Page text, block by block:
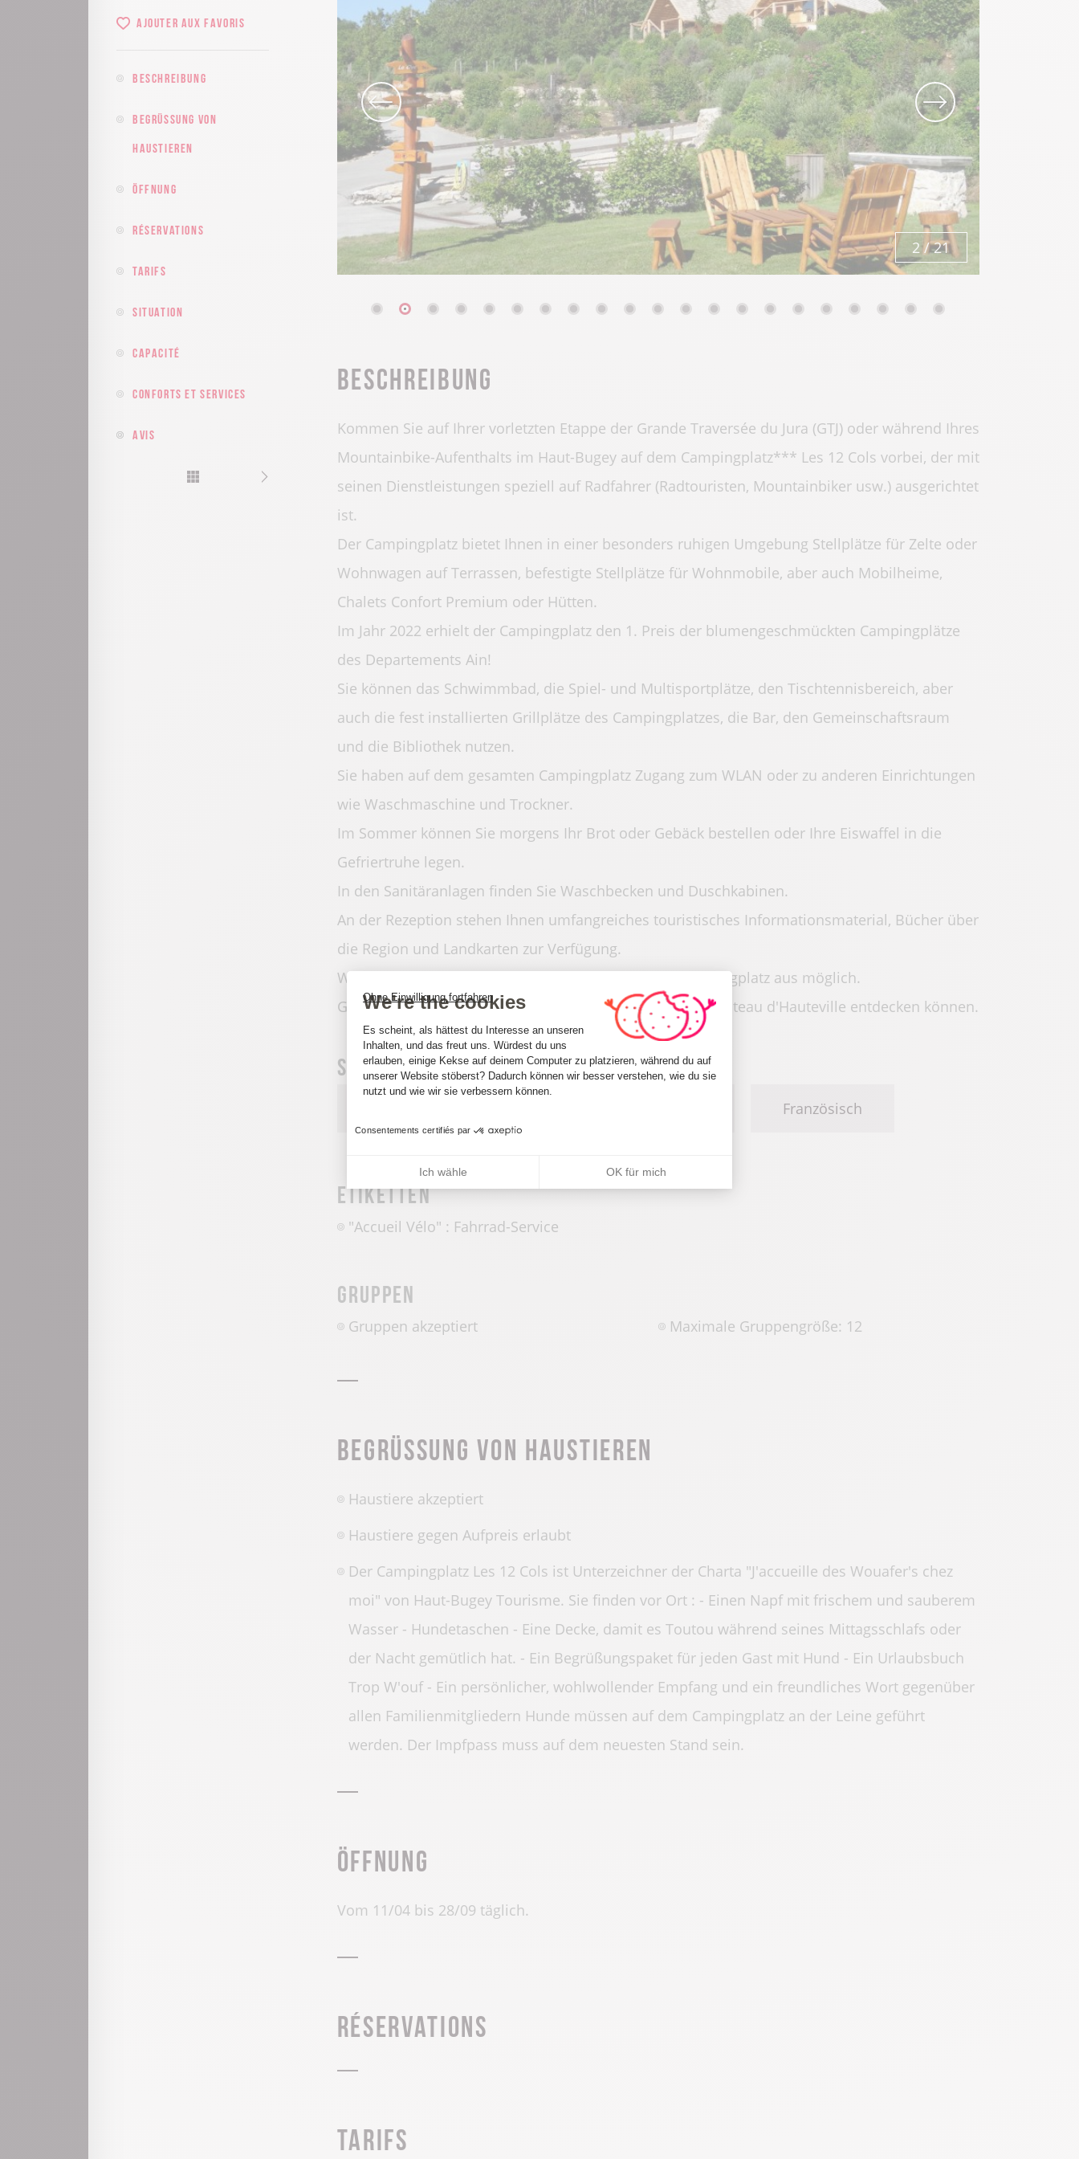
Ajouter aux favoris
Beschreibung
Begrüssung von
Haustieren
Öffnung
Réservations
Tarifs
Situation
Capacité
Conforts et services
Avis
2 /21
Beschreibung
Kommen Sie auf Ihrer vorletzten Etappe der Grande Traversée du Jura (GTJ) oder während Ihres
Mountainbike-Aufenthalts im Haut-Bugey auf dem Campingplatz*** Les 12 Cols vorbei, der mit
seinen Dienstleistungen speziell auf Radfahrer (Radtouristen, Mountainbiker usw.) ausgerichtet
ist.
Der Campingplatz bietet Ihnen in einer besonders ruhigen Umgebung Stellplätze für Zelte oder
Wohnwagen auf Terrassen, befestigte Stellplätze für Wohnmobile, aber auch Mobilheime,
Chalets Confort Premium oder Hütten.
Im Jahr 2022 erhielt der Campingplatz den 1. Preis der blumengeschmückten Campingplätze
des Departements Ain!
Sie können das Schwimmbad, die Spiel- und Multisportplätze, den Tischtennisbereich, aber
auch die fest installierten Grillplätze des Campingplatzes, die Bar, den Gemeinschaftsraum
und die Bibliothek nutzen.
Sie haben auf dem gesamten Campingplatz Zugang zum WLAN oder zu anderen Einrichtungen
wie Waschmaschine und Trockner.
Im Sommer können Sie morgens Ihr Brot oder Gebäck bestellen oder Ihre Eiswaffel in die
Gefriertruhe legen.
In den Sanitäranlagen finden Sie Waschbecken und Duschkabinen.
An der Rezeption stehen Ihnen umfangreiches touristisches Informationsmaterial, Bücher über
die Region und Landkarten zur Verfügung.
Wanderungen und Fahrradtouren sind direkt vom Campingplatz aus möglich.
Gaëlle und Loïc können Ihnen Tipps geben, wie Sie das Plateau d'Hauteville entdecken können.
Sprachen
Französisch
Etiketten
"Accueil Vélo" : Fahrrad-Service
Gruppen
Gruppen akzeptiert Maximale Gruppengröße: 12
Begrüssung von Haustieren
Haustiere akzeptiert
Haustiere gegen Aufpreis erlaubt
Der Campingplatz Les 12 Cols ist Unterzeichner der Charta "J'accueille des Wouafer's chez
moi" von Haut-Bugey Tourisme. Sie finden vor Ort : - Einen Napf mit frischem und sauberem
Wasser - Hundetaschen - Eine Decke, damit es Toutou während seines Mittagsschlafs oder
der Nacht gemütlich hat. - Ein Begrüßungspaket für jeden Gast mit Hund - Ein Urlaubsbuch
Trop W'ouf - Ein persönlicher, wohlwollender Empfang und ein freundliches Wort gegenüber
allen Familienmitgliedern Hunde müssen auf dem Campingplatz an der Leine geführt
werden. Der Impfpass muss auf dem neuesten Stand sein.
Öffnung
Vom 11/04 bis 28/09 täglich.
Réservations
Tarifs
Ohne Einwilligung fortfahren
We're the cookies
Einwilligungsmanagementplattform: Passen Sie Ihre Optionen an
Es scheint, als hättest du Interesse an unseren
Inhalten, und das freut uns. Würdest du uns
erlauben, einige Kekse auf deinem Computer zu platzieren, während du auf
unserer Website stöberst? Dadurch können wir besser verstehen, wie du sie
nutzt und wie wir sie verbessern können.
Consentements certifiés par
Ich wähle OK für mich
Axeptio consent